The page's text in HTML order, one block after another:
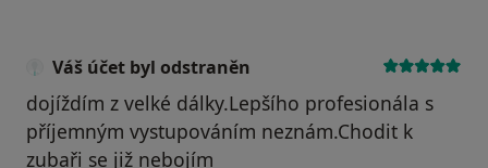
Váš účet byl odstraněn
dojíždím z velké dálky.Lepšího profesionála s
příjemným vystupováním neznám.Chodit k
zubaři se již nebojím